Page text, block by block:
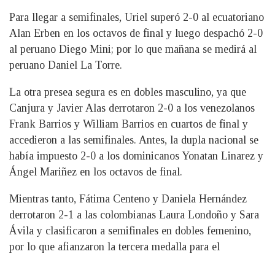
Para llegar a semifinales, Uriel superó 2-0 al ecuatoriano
Alan Erben en los octavos de final y luego despachó 2-0
al peruano Diego Mini; por lo que mañana se medirá al
peruano Daniel La Torre.
La otra presea segura es en dobles masculino, ya que
Canjura y Javier Alas derrotaron 2-0 a los venezolanos
Frank Barrios y William Barrios en cuartos de final y
accedieron a las semifinales. Antes, la dupla nacional se
había impuesto 2-0 a los dominicanos Yonatan Linarez y
Ángel Mariñez en los octavos de final.
Mientras tanto, Fátima Centeno y Daniela Hernández
derrotaron 2-1 a las colombianas Laura Londoño y Sara
Ávila y clasificaron a semifinales en dobles femenino,
por lo que afianzaron la tercera medalla para el